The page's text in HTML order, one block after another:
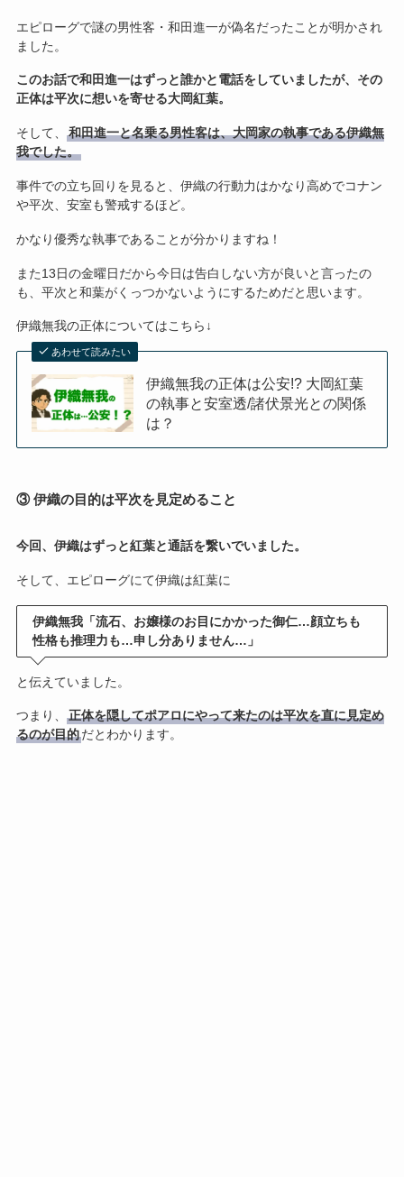
エピローグで謎の男性客・和田進一が偽名だったことが明かされ
ました。
このお話で和田進一はずっと誰かと電話をしていましたが、その
正体は平次に想いを寄せる大岡紅葉。
そして、
和田進一と名乗る男性客は、大岡家の執事である伊織無
我でした。
事件での立ち回りを見ると、伊織の行動力はかなり高めでコナン
や平次、安室も警戒するほど。
かなり優秀な執事であることが分かりますね！
また13日の金曜日だから今日は告白しない方が良いと言ったの
も、平次と和葉がくっつかないようにするためだと思います。
伊織無我の正体についてはこちら↓
あわせて読みたい
伊織無我の正体は公安!? 大岡紅葉
の執事と安室透/諸伏景光との関係
は？
③ 伊織の目的は平次を見定めること
今回、伊織はずっと紅葉と通話を繋いでいました。
そして、エピローグにて伊織は紅葉に
伊織無我「流石、お嬢様のお目にかかった御仁…顔立ちも
性格も推理力も…申し分ありません…」
と伝えていました。
つまり、
正体を隠してポアロにやって来たのは平次を直に見定め
るのが目的だとわかります。